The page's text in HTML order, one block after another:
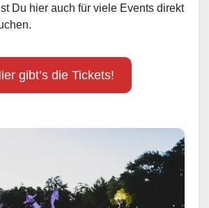
Du hier auch für viele Events direkt
gibt’s die Tickets!